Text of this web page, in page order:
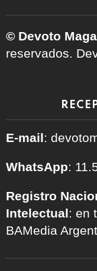
© Devoto
reservados.
E-mail:
WhatsApp:
Registro
Intelectual: en
BAMedia